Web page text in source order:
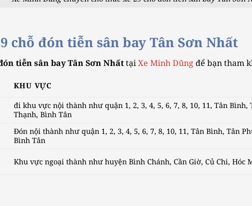
chỗ đón tiễn sân bay Tân Sơn Nhất
tiễn sân bay Tân Sơn NhấttạiXe Minh Dũngđể bạn tham
KHU VỰC
đi khu vực nội thành như quận 1, 2, 3, 4, 5, 6, 7, 8, 10, 11, Tân Bình,
Thạnh, Bình Tân
Đón nội thành như quận 1, 2, 3, 4, 5, 6, 7, 8, 10, 11, Tân Bình, Tân
Bình Tân
Khu vực ngoại thành như huyện Bình Chánh, Cần Giờ, Củ Chi, Hóc